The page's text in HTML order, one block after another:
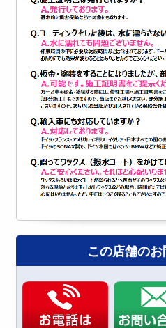
この店舗の